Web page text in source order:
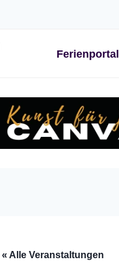
Ferienportal
« Alle Veranstaltungen